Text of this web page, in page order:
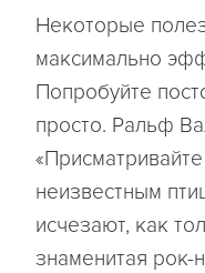
Некоторые
максимально
Попробуйте
просто. Ральф
неизвестным
исчезают, как
знаменитая рок-